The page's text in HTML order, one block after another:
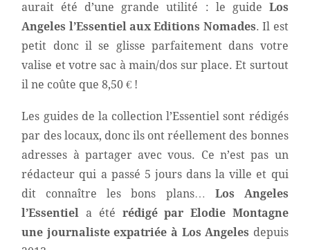
aurait été d’une grande utilité : le guide Los
Angeles l’Essentiel aux Editions Nomades. Il est
petit donc il se glisse parfaitement dans votre
valise et votre sac à main/dos sur place. Et surtout
il ne coûte que 8,50 € !
Les guides de la collection l’Essentiel sont rédigés
par des locaux, donc ils ont réellement des bonnes
adresses à partager avec vous. Ce n’est pas un
rédacteur qui a passé 5 jours dans la ville et qui
dit connaître les bons plans… Los Angeles
l’Essentiel a été rédigé par Elodie Montagne
une journaliste expatriée à Los Angeles depuis